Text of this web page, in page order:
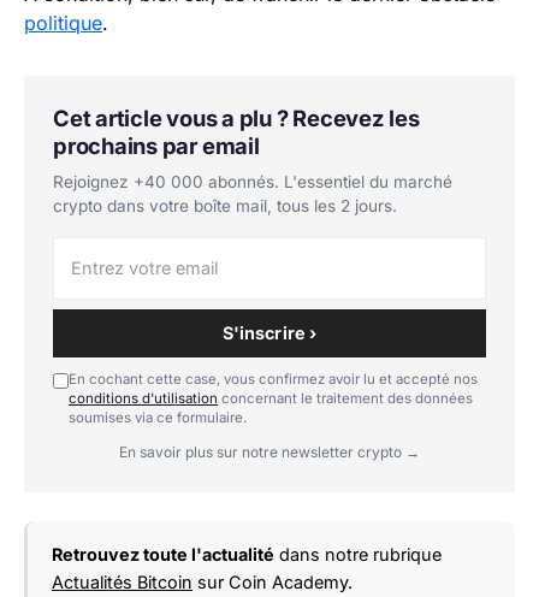
politique.
Cet article vous a plu ? Recevez les
prochains par email
Rejoignez +40 000 abonnés. L'essentiel du marché
crypto dans votre boîte mail, tous les 2 jours.
S'inscrire ›
En cochant cette case, vous confirmez avoir lu et accepté nos
conditions d'utilisation concernant le traitement des données
soumises via ce formulaire.
En savoir plus sur notre newsletter crypto →
Retrouvez toute l'actualité dans notre rubrique
Actualités Bitcoin sur Coin Academy.